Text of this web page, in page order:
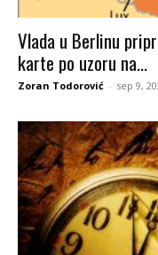
Vlada u Berlinu
karte po uzoru na...
Zoran Todorović - sep 9,